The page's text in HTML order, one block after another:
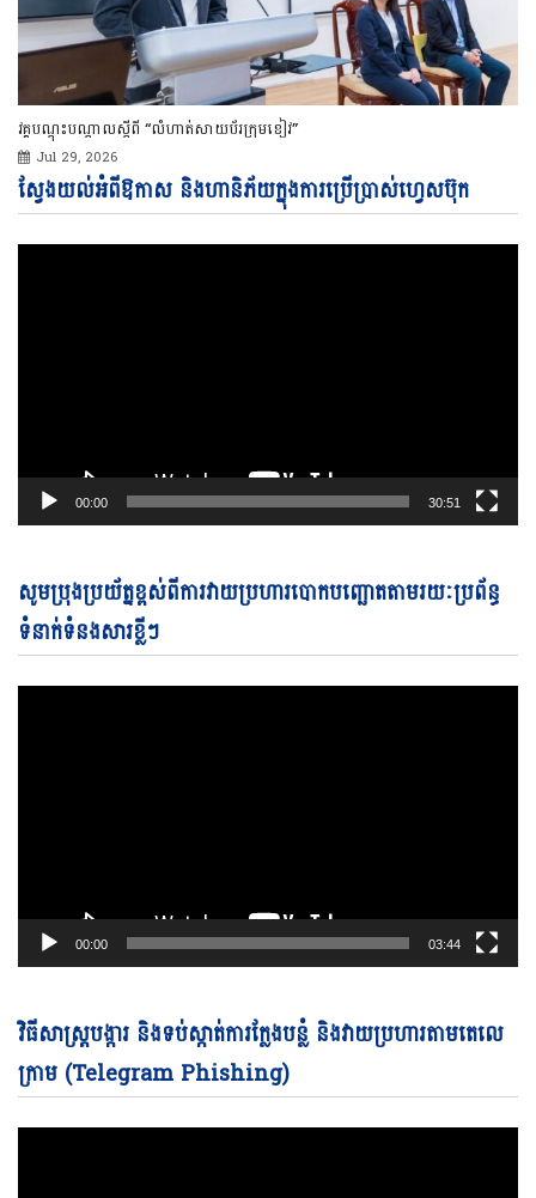
វគ្គបណ្ដុះបណ្ដាលស្ដីពី “លំហាត់សាយប័រក្រុមខៀវ”
Jul 29, 2026
ស្វែងយល់អំពីឱកាស និងហានិភ័យក្នុងការប្រើប្រាស់ហ្វេសប៊ុក
00:00 30:51
សូមប្រុងប្រយ័ត្នខ្ពស់ពីការវាយប្រហារបោកបញ្ឆោតតាមរយៈប្រព័ន្ធ
ទំនាក់ទំនងសារខ្លីៗ
00:00 03:44
វិធីសាស្ត្របង្ការ និងទប់ស្កាត់ការក្លែងបន្លំ និងវាយប្រហារតាមតេលេ
ក្រាម (Telegram Phishing)